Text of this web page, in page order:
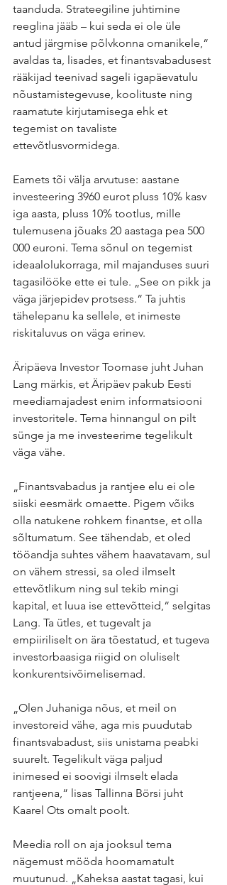
taanduda. Strateegiline juhtimine
reeglina jääb – kui seda ei ole üle
antud järgmise põlvkonna omanikele,“
avaldas ta, lisades, et finantsvabadusest
rääkijad teenivad sageli igapäevatulu
nõustamistegevuse, koolituste ning
raamatute kirjutamisega ehk et
tegemist on tavaliste
ettevõtlusvormidega.
Eamets tõi välja arvutuse: aastane
investeering 3960 eurot pluss 10% kasv
iga aasta, pluss 10% tootlus, mille
tulemusena jõuaks 20 aastaga pea 500
000 euroni. Tema sõnul on tegemist
ideaalolukorraga, mil majanduses suuri
tagasilööke ette ei tule. „See on pikk ja
väga järjepidev protsess.“ Ta juhtis
tähelepanu ka sellele, et inimeste
riskitaluvus on väga erinev.
Äripäeva Investor Toomase juht Juhan
Lang märkis, et Äripäev pakub Eesti
meediamajadest enim informatsiooni
investoritele. Tema hinnangul on pilt
sünge ja me investeerime tegelikult
väga vähe.
„Finantsvabadus ja rantjee elu ei ole
siiski eesmärk omaette. Pigem võiks
olla natukene rohkem finantse, et olla
sõltumatum. See tähendab, et oled
tööandja suhtes vähem haavatavam, sul
on vähem stressi, sa oled ilmselt
ettevõtlikum ning sul tekib mingi
kapital, et luua ise ettevõtteid,“ selgitas
Lang. Ta ütles, et tugevalt ja
empiiriliselt on ära tõestatud, et tugeva
investorbaasiga riigid on oluliselt
konkurentsivõimelisemad.
„Olen Juhaniga nõus, et meil on
investoreid vähe, aga mis puudutab
finantsvabadust, siis unistama peabki
suurelt. Tegelikult väga paljud
inimesed ei soovigi ilmselt elada
rantjeena,“ lisas Tallinna Börsi juht
Kaarel Ots omalt poolt.
Meedia roll on aja jooksul tema
nägemust mööda hoomamatult
muutunud. „Kaheksa aastat tagasi, kui